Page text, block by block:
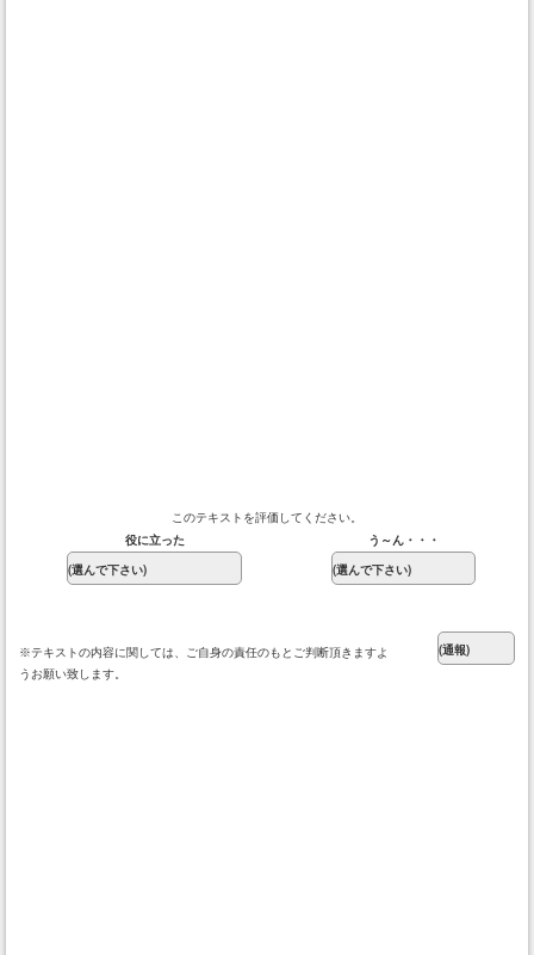
このテキストを評価してください。
役に立った
う～ん・・・
※テキストの内容に関しては、ご自身の責任のもとご判断頂きますよ
うお願い致します。